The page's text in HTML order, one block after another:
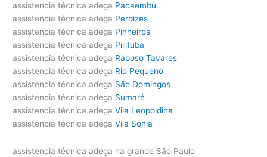
assistencia técnica adega Pacaembú
assistencia técnica adega Perdizes
assistencia técnica adega Pinheiros
assistencia técnica adega Pirituba
assistencia técnica adega Raposo Tavares
assistencia técnica adega Rio Pequeno
assistencia técnica adega São Domingos
assistencia técnica adega Sumaré
assistencia técnica adega Vila Leopoldina
assistencia técnica adega Vila Sonia
assistencia técnica adega na grande São Paulo